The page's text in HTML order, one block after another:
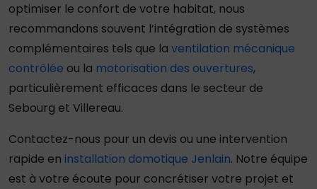
optimiser le confort de votre habitat, nous
recommandons souvent l’intégration de systèmes
complémentaires tels que la ventilation mécanique
contrôlée ou la motorisation des ouvertures,
particulièrement efficaces dans le secteur de
Sebourg et Villereau.
Contactez-nous pour un devis ou une intervention
rapide en installation domotique Jenlain. Notre équipe
est à votre écoute pour concrétiser votre projet et